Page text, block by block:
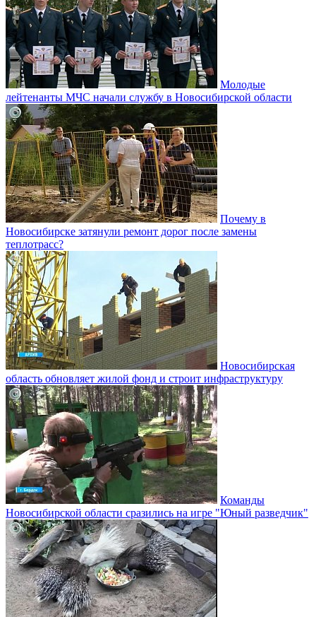
Молодые
лейтенанты МЧС начали службу в Новосибирской области
Почему в
Новосибирске затянули ремонт дорог после замены
теплотрасс?
Новосибирская
область обновляет жилой фонд и строит инфраструктуру
Команды
Новосибирской области сразились на игре "Юный разведчик"